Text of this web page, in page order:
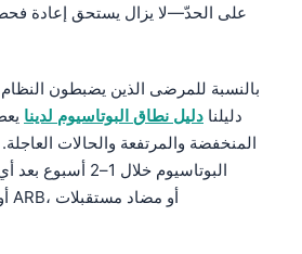
على الحدّ—لا يزال يستحق إعادة
بالنسبة للمرضى الذين يضبطون النظام
دليلنا دليل نطاق البوتاسيوم لدينا
المنخفضة والمرتفعة والحالات
البوتاسيوم خلال